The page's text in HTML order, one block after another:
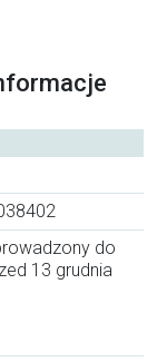
do
13 grudnia